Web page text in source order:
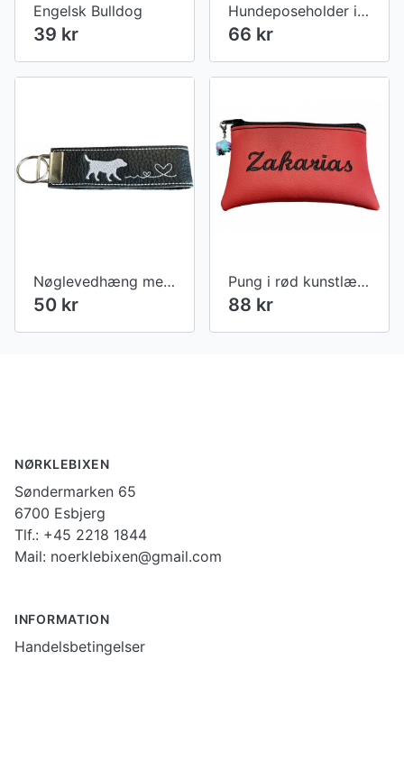
Engelsk Bulldog
39 kr
Hundeposeholder i grå kunstlæder
66 kr
Nøglevedhæng med hund
50 kr
Pung i rød kunstlæder med tekst
88 kr
NØRKLEBIXEN
Søndermarken 65
6700 Esbjerg
Tlf.: +45 2218 1844
Mail: noerklebixen@gmail.com
INFORMATION
Handelsbetingelser